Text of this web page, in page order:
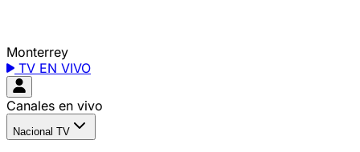
Monterrey
TV EN VIVO
Canales en vivo
Nacional TV